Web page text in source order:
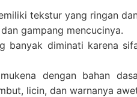
tekstur yang ringan
gampang mencucinya.
banyak diminati karena
dengan bahan
licin, dan warnanya